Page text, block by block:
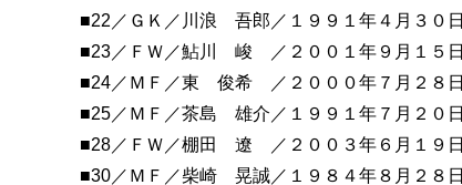
■22／ＧＫ／川浪 吾郎／１９９１年４月３０日
■23／ＦＷ／鮎川 峻 ／２００１年９月１５日
■24／ＭＦ／東 俊希 ／２０００年７月２８日
■25／ＭＦ／茶島 雄介／１９９１年７月２０日
■28／ＦＷ／棚田 遼 ／２００３年６月１９日
■30／ＭＦ／柴崎 晃誠／１９８４年８月２８日